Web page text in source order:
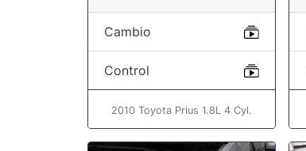
Cambio
Control
2010 Toyota Prius 1.8L 4 Cyl.